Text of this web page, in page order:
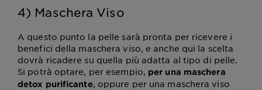
4) Maschera Viso
A questo punto la pelle sarà pronta per ricevere i
benefici della maschera viso, e anche qui la scelta
dovrà ricadere su quella più adatta al tipo di pelle.
Si potrà optare, per esempio, per una maschera
detox purificante, oppure per una maschera viso